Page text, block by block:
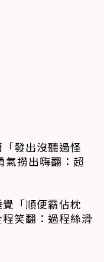
發出沒聽過怪
氣撈出嗨翻：超
「順便霸佔枕
笑翻：過程絲滑